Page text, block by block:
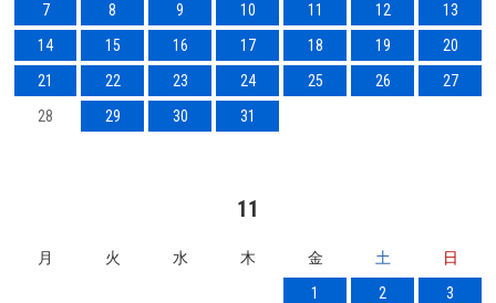
7
8 9 10 11 12
13
14
15 16 17 18 19
20
21
22 23 24 25 26
27
28
29 30 31
11
月 火 水 木 金 土
日
1
2
3